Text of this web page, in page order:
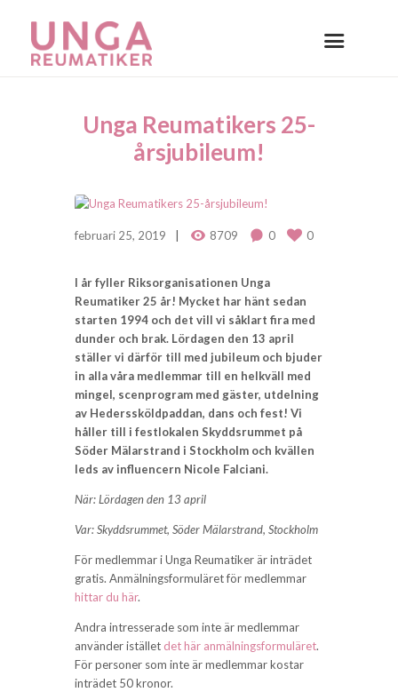
Unga Reumatikers 25-
årsjubileum!
februari 25, 2019 8709 0 0
I år fyller Riksorganisationen Unga
Reumatiker 25 år! Mycket har hänt sedan
starten 1994 och det vill vi såklart fira med
dunder och brak. Lördagen den 13 april
ställer vi därför till med jubileum och bjuder
in alla våra medlemmar till en helkväll med
mingel, scenprogram med gäster, utdelning
av Hederssköldpaddan, dans och fest! Vi
håller till i festlokalen Skyddsrummet på
Söder Mälarstrand i Stockholm och kvällen
leds av influencern Nicole Falciani.
När: Lördagen den 13 april
Var: Skyddsrummet, Söder Mälarstrand, Stockholm
För medlemmar i Unga Reumatiker är inträdet
gratis. Anmälningsformuläret för medlemmar
hittar du här.
Andra intresserade som inte är medlemmar
använder istället det här anmälningsformuläret.
För personer som inte är medlemmar kostar
inträdet 50 kronor.